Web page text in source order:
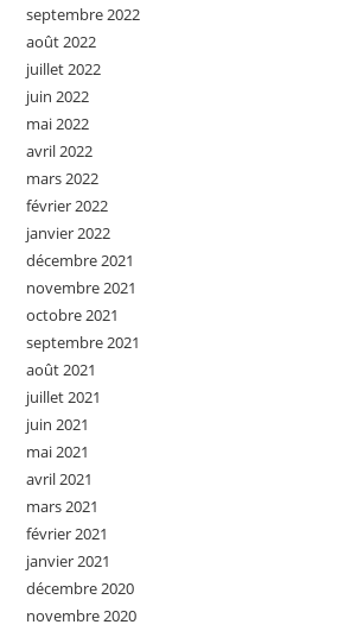
septembre 2022
août 2022
juillet 2022
juin 2022
mai 2022
avril 2022
mars 2022
février 2022
janvier 2022
décembre 2021
novembre 2021
octobre 2021
septembre 2021
août 2021
juillet 2021
juin 2021
mai 2021
avril 2021
mars 2021
février 2021
janvier 2021
décembre 2020
novembre 2020